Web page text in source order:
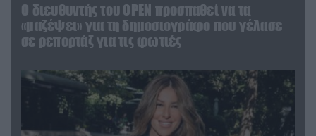
O διευθυντής του OPEN προσπαθεί να τα
«μαζέψει» για τη δημοσιογράφο που γέλασε
σε ρεπορτάζ για τις φωτιές